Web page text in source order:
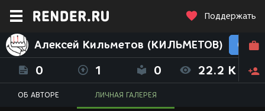
Поддержать
Алексей Кильметов (КИЛЬМЕТОВ)
0 1 0 22.2 K
ОБ АВТОРЕ ЛИЧНАЯ ГАЛЕРЕЯ